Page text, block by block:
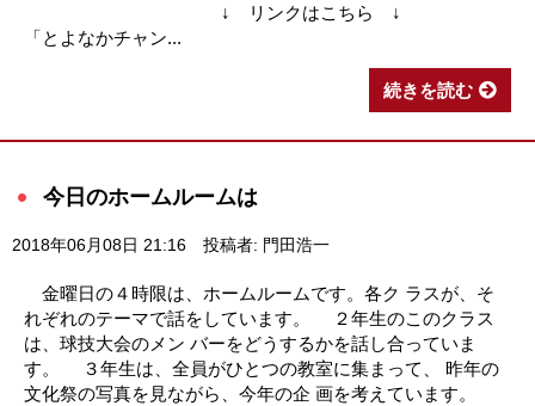
↓ リンクはこちら ↓
「とよなかチャン...
続きを読む
今日のホームルームは
2018年06月08日 21:16 投稿者: 門田浩一
金曜日の４時限は、ホームルームです。各ク ラスが、そ
れぞれのテーマで話をしています。 ２年生のこのクラス
は、球技大会のメン バーをどうするかを話し合っていま
す。 ３年生は、全員がひとつの教室に集まって、 昨年の
文化祭の写真を見ながら、今年の企 画を考えています。